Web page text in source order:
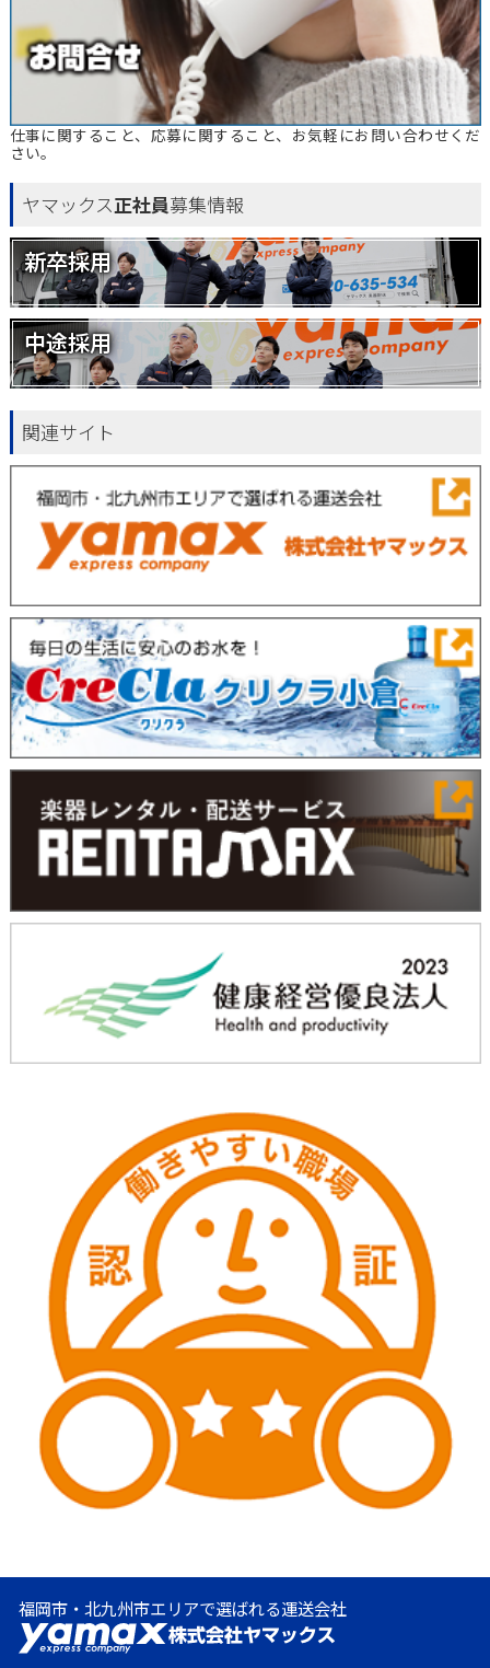
仕事に関すること、応募に関すること、お気軽にお問い合わせくだ
さい。
ヤマックス正社員募集情報
新卒採用
中途採用
関連サイト
福岡市・北九州市エリアで選ばれる運送会社